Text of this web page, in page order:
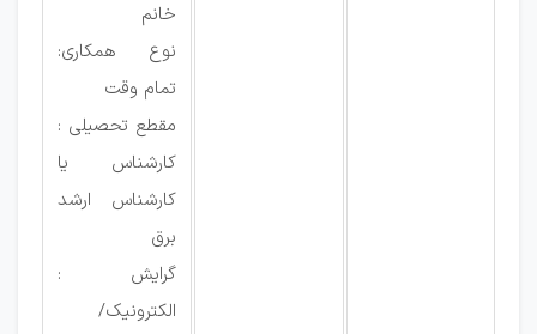
خانم
نوع همکاری:
تمام وقت
مقطع تحصیلی :
کارشناس یا
کارشناس ارشد
برق
گرایش :
الکترونیک/